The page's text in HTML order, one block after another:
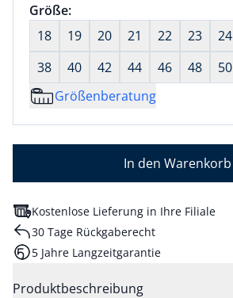
Größenauswahl:
Größe:nichts ausgewählt
18
19 20 21 22 23 24
38
40 42 44 46 48 50
Größenberatung
In den Warenkorb
Kostenlose Lieferung in Ihre Filiale
30 Tage Rückgaberecht
5 Jahre Langzeitgarantie
Produktbeschreibung